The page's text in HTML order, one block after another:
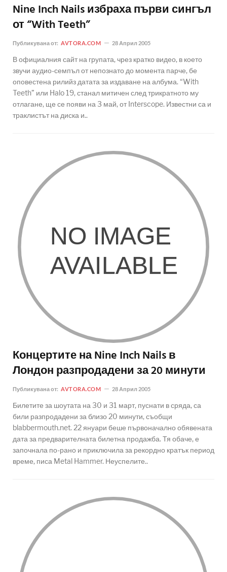
Nine Inch Nails избраха първи сингъл
от “With Teeth”
Публикувана от: AVTORA.COM 28 Април 2005
В официалния сайт на групата, чрез кратко видео, в което
звучи аудио-семпъл от непознато до момента парче, бе
оповестена рилийз датата за издаване на албума. “With
Teeth” или Halo 19, станал митичен след трикратното му
отлагане, ще се появи на 3 май, от Interscope. Известни са и
траклистът на диска и..
Концертите на Nine Inch Nails в
Лондон разпродадени за 20 минути
Публикувана от: AVTORA.COM 28 Април 2005
Билетите за шоутата на 30 и 31 март, пуснати в сряда, са
били разпродадени за близо 20 минути, съобщи
blabbermouth.net. 22 януари беше първоначално обявената
дата за предварителната билетна продажба. Тя обаче, е
започнала по-рано и приключила за рекордно кратък период
време, писа Metal Hammer. Неуспелите..